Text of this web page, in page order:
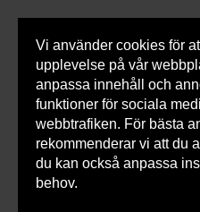
Vi använder cookies för
upplevelse på vår
anpassa innehåll och
funktioner för sociala
webbtrafiken. För bästa
rekommenderar vi att du
du kan också anpassa
behov.
Du
här:
Armatec > Produkter >
Reducerventiler
>
4167-
> Reducerventil AT